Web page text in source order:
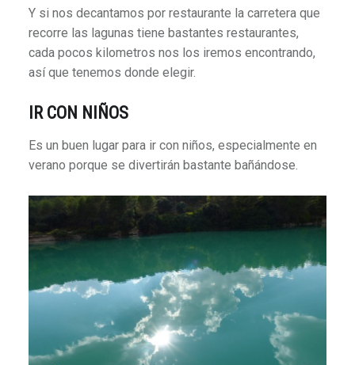
Y si nos decantamos por restaurante la carretera que
recorre las lagunas tiene bastantes restaurantes,
cada pocos kilometros nos los iremos encontrando,
así que tenemos donde elegir.
IR CON NIÑOS
Es un buen lugar para ir con niños, especialmente en
verano porque se divertirán bastante bañándose.